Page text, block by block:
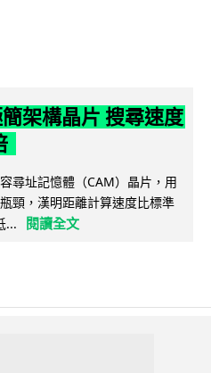
架構晶片 搜尋速度
尋址記憶體（CAM）晶片，用
頸，漢明距離計算速度比標準
...
閱讀全文